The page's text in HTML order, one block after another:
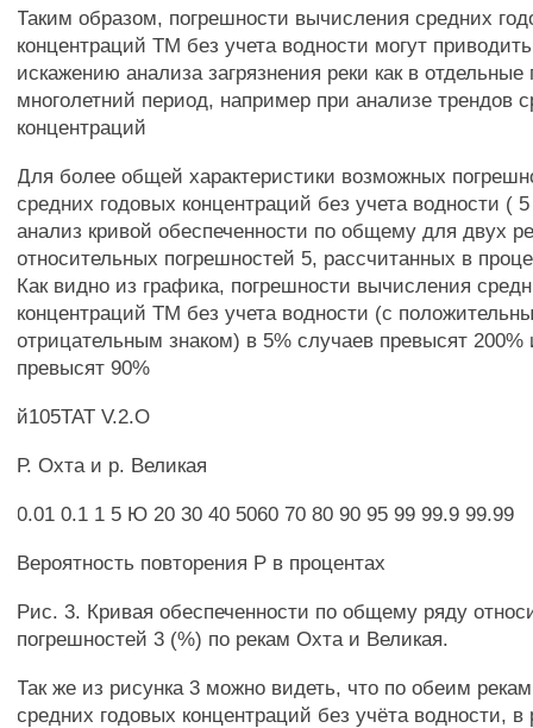
Таким образом, погрешности вычисления средних
концентраций ТМ без учета водности могут
искажению анализа загрязнения реки как в отдельные
многолетний период, например при анализе трендов
концентраций
Для более общей характеристики возможных
средних годовых концентраций без учета водности (
анализ кривой обеспеченности по общему для двух
относительных погрешностей 5, рассчитанных в
Как видно из графика, погрешности вычисления
концентраций ТМ без учета водности (с
отрицательным знаком) в 5% случаев превысят
превысят 90%
й105ТАТ V.2.О
Р. Охта и р. Великая
0.01 0.1 1 5 Ю 20 30 40 5060 70 80 90 95 99 99.9 99.99
Вероятность повторения Р в процентах
Рис. 3. Кривая обеспеченности по общему ряду
погрешностей 3 (%) по рекам Охта и Великая.
Так же из рисунка 3 можно видеть, что по обеим
средних годовых концентраций без учёта водности, в